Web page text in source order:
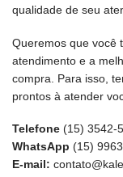
qualidade de seu
Queremos que você
atendimento e a
compra. Para isso,
prontos à atender
Telefone (15) 3542-
WhatsApp (15)
E-mail: